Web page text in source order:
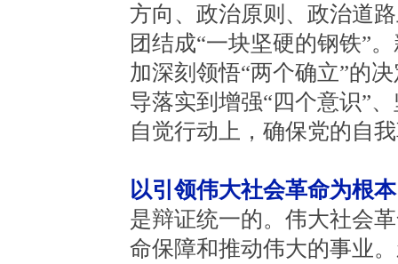
方向、政治原则、政治道
团结成“一块坚硬的钢铁”
加深刻领悟“两个确立”的
导落实到增强“四个意识”
自觉行动上，确保党的自
以引领伟大社会革命为根
是辩证统一的。伟大社会
命保障和推动伟大的事业